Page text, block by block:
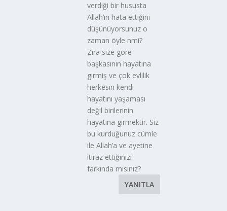
verdiği bir hususta
Allah’ın hata ettiğini
düşünüyorsunuz o
zaman öyle nmi?
Zira size gore
başkasının hayatına
girmiş ve çok evlilik
herkesin kendi
hayatını yaşaması
değil birilerinin
hayatına girmektir. Siz
bu kurduğunuz cümle
ile Allah’a ve ayetine
itiraz ettiğinizi
farkında mısınız?
YANITLA